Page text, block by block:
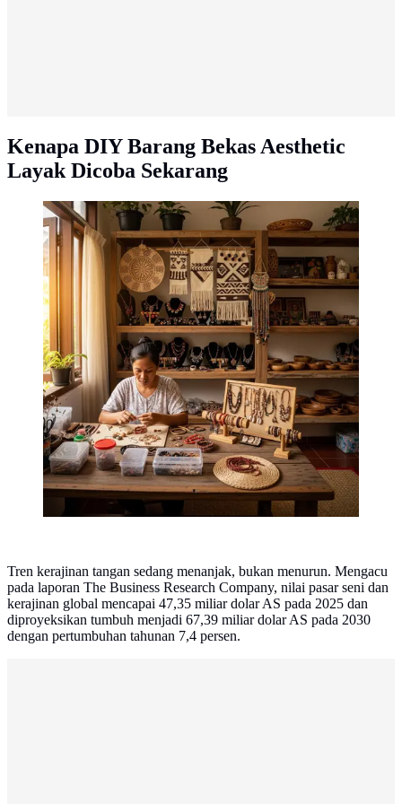
Kenapa DIY Barang Bekas Aesthetic
Layak Dicoba Sekarang
Ide Usaha untuk Ibu Rumah Tangga Model Jualan
Produk Kerajinan Tangan (AI generated)
Tren kerajinan tangan sedang menanjak, bukan menurun. Mengacu
pada laporan The Business Research Company, nilai pasar seni dan
kerajinan global mencapai 47,35 miliar dolar AS pada 2025 dan
diproyeksikan tumbuh menjadi 67,39 miliar dolar AS pada 2030
dengan pertumbuhan tahunan 7,4 persen.